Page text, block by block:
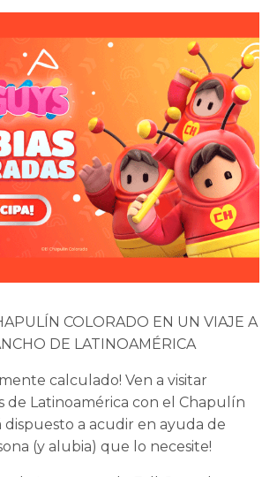
COLORADO EN UN VIAJE A
DE LATINOAMÉRICA
calculado! Ven a visitar
de Latinoamérica con el Chapulín
dispuesto a acudir en ayuda de
(y alubia) que lo necesite!